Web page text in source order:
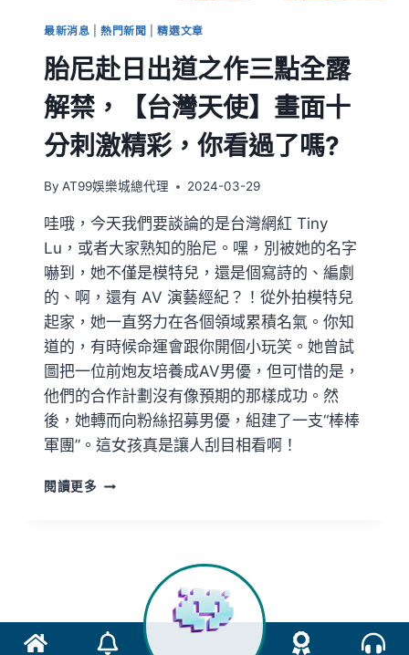
最新消息 |熱門新聞 |精選文章
胎尼赴日出道之作三點全露
解禁，【台灣天使】畫面十
分刺激精彩，你看過了嗎?
By AT99娛樂城總代理 2024-03-29
哇哦，今天我們要談論的是台灣網紅 Tiny
Lu，或者大家熟知的胎尼。嘿，別被她的名字
嚇到，她不僅是模特兒，還是個寫詩的、編劇
的、啊，還有 AV 演藝經紀？！從外拍模特兒
起家，她一直努力在各個領域累積名氣。你知
道的，有時候命運會跟你開個小玩笑。她曾試
圖把一位前炮友培養成AV男優，但可惜的是，
他們的合作計劃沒有像預期的那樣成功。然
後，她轉而向粉絲招募男優，組建了一支“棒棒
軍團”。這女孩真是讓人刮目相看啊！
閱讀更多